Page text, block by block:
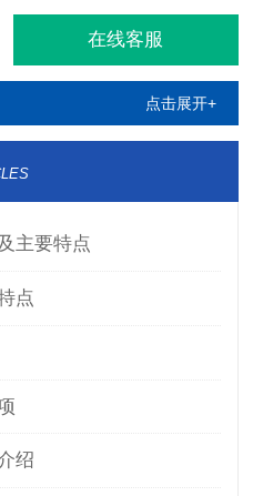
在线客服
点击展开+
主要特点
点
绍